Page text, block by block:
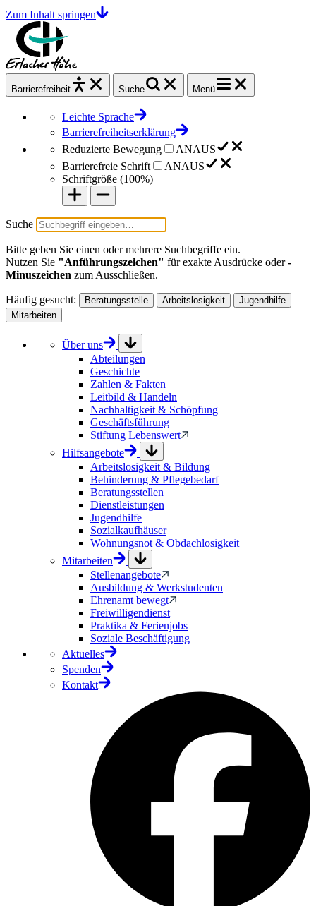
Zum Inhalt springen
Barrierefrei heit Suche Menü
Leichte Sprache
Barrierefreiheitserklärung
Reduzierte Bewegung
ANAUS
Barrierefreie Schrift
ANAUS
Schriftgröße (100%)
Suche
Bitte geben Sie einen oder mehrere Suchbegriffe ein.
Nutzen Sie "Anführungszeichen" für exakte Ausdrücke oder-
Minuszeichen zum Ausschließen.
Häufig gesucht: Beratungsstelle Arbeitslosigkeit
Jugendhilfe
Mitarbeiten
Über uns
Abteilungen
Geschichte
Zahlen & Fakten
Leitbild & Handeln
Nachhaltigkeit & Schöpfung
Geschäftsführung
Stiftung Lebenswert
Hilfsangebote
Arbeitslosigkeit & Bildung
Behinderung & Pflegebedarf
Beratungsstellen
Dienstleistungen
Jugendhilfe
Sozialkaufhäuser
Wohnungsnot & Obdachlosigkeit
Mitarbeiten
Stellenangebote
Ausbildung & Werkstudenten
Ehrenamt bewegt
Freiwilligendienst
Praktika & Ferienjobs
Soziale Beschäftigung
Aktuelles
Spenden
Kontakt